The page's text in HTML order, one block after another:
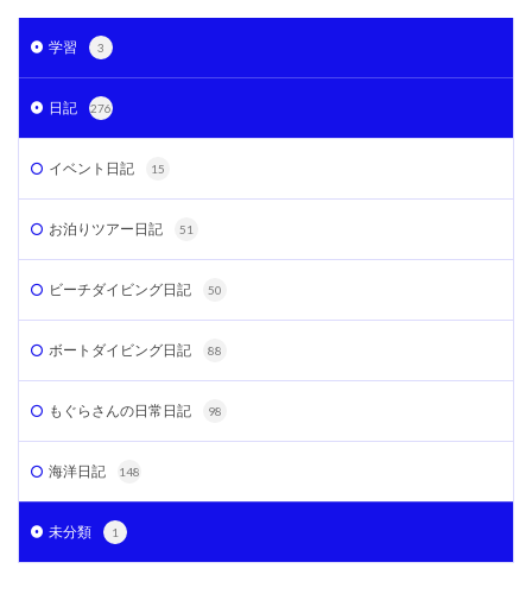
学習 3
日記 276
イベント日記 15
お泊りツアー日記 51
ビーチダイビング日記 50
ボートダイビング日記 88
もぐらさんの日常日記 98
海洋日記 148
未分類 1